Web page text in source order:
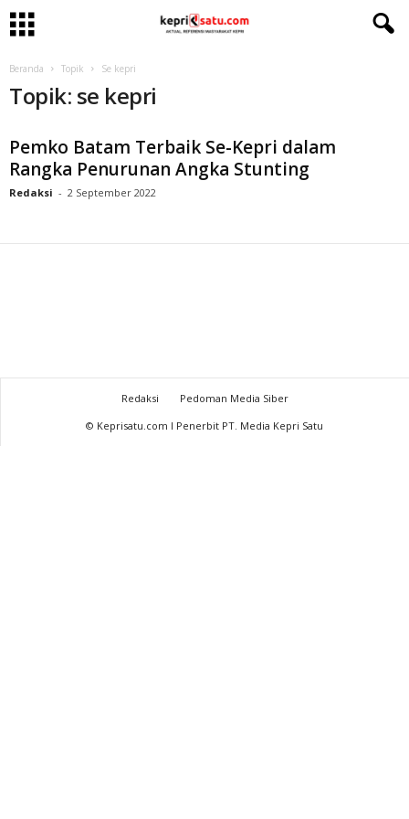
Beranda Topik Se kepri
Topik: se kepri
Pemko Batam Terbaik Se-Kepri dalam
Rangka Penurunan Angka Stunting
Redaksi - 2 September 2022
Redaksi
Pedoman Media Siber
© Keprisatu.com I Penerbit PT. Media Kepri Satu